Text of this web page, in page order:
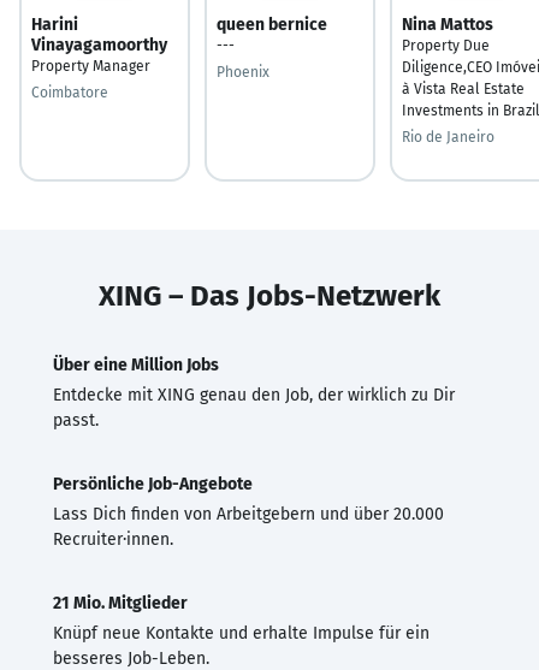
Harini
Vinayagamoorthy
Property Manager
Coimbatore
queen bernice
---
Phoenix
Nina Mattos
Property Due
Diligence,CEO
à Vista Real Estate
Investments in Brazil
Rio de Janeiro
XING – Das Jobs-Netzwerk
Über eine Million Jobs
Entdecke mit XING genau den Job, der wirklich zu Dir
passt.
Persönliche Job-Angebote
Lass Dich finden von Arbeitgebern und über 20.000
Recruiter·innen.
21 Mio. Mitglieder
Knüpf neue Kontakte und erhalte Impulse für ein
besseres Job-Leben.